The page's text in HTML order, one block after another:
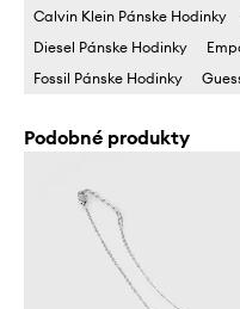
Calvin Klein Pánske Hodinky
Diesel Pánske Hodinky
Fossil Pánske Hodinky
Podobné produkty